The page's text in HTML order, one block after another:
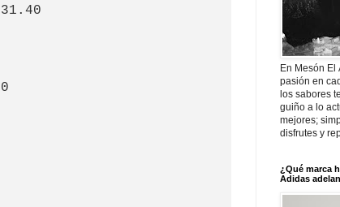
En Mesón
pasión en
los sabores
guiño a lo
mejores;
disfrutes y
¿Qué marca
Adidas